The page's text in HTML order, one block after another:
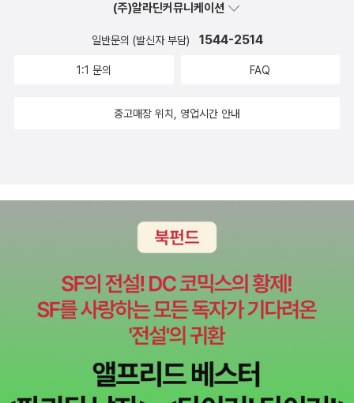
(주)알라딘커뮤니케이션
일반문의 (발신자 부담) 1544-2514
1:1 문의 FAQ
중고매장 위치, 영업시간 안내